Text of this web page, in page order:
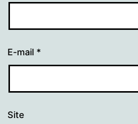
E-mail *
Site